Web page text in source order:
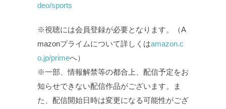
deo/sports
※視聴には会員登録が必要となります。（A
mazonプライムについて詳しくはamazon.c
o.jp/primeへ）
※一部、情報解禁等の都合上、配信予定をお
知らせできない配信作品がございます。ま
た、配信開始日時は変更になる可能性がござ